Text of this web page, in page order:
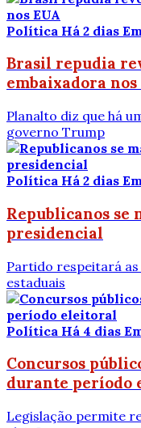
Política Há 2 dias
Brasil repudia
embaixadora nos
Planalto diz que há
governo Trump
Política Há 2 dias
Republicanos
presidencial
Partido respeitará
estaduais
Política Há 4 dias
Concursos
durante período
Legislação permite